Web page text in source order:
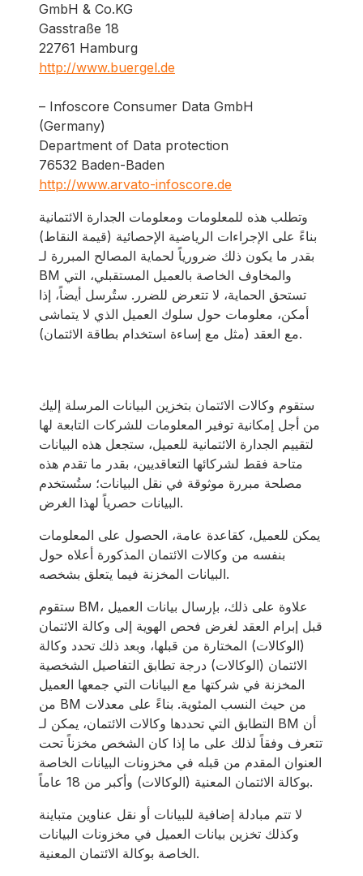
GmbH & Co.KG
Gasstraße 18
22761 Hamburg
http://www.buergel.de
– Infoscore Consumer Data GmbH
(Germany)
Department of Data protection
76532 Baden-Baden
http://www.arvato-infoscore.de
وتطلب هذه للمعلومات ومعلومات الجدارة الائتمانية
بناءً على الإجراءات الرياضية الإحصائية (قيمة النقاط)
بقدر ما يكون ذلك ضرورياً لحماية المصالح المبررة لـ
BM والمخاوف الخاصة بالعميل المستقبلي، التي
تستحق الحماية، لا تتعرض للضرر. ستُرسل أيضاً، إذا
أمكن، معلومات حول سلوك العميل الذي لا يتماشى
مع العقد (مثل مع إساءة استخدام بطاقة الائتمان).
ستقوم وكالات الائتمان بتخزين البيانات المرسلة إليك
من أجل إمكانية توفير المعلومات للشركات التابعة لها
لتقييم الجدارة الائتمانية للعميل، ستجعل هذه البيانات
متاحة فقط لشركائها التعاقديين، بقدر ما تقدم هذه
مصلحة مبررة موثوقة في نقل البيانات؛ ستُستخدم
البيانات حصرياً لهذا الغرض.
يمكن للعميل، كقاعدة عامة، الحصول على المعلومات
بنفسه من وكالات الائتمان المذكورة أعلاه حول
البيانات المخزنة فيما يتعلق بشخصه.
ستقوم BM، علاوة على ذلك، بإرسال بيانات العميل
قبل إبرام العقد لغرض فحص الهوية إلى وكالة الائتمان
(الوكالات) المختارة من قبلها، وبعد ذلك تحدد وكالة
الائتمان (الوكالات) درجة تطابق التفاصيل الشخصية
المخزنة في شركتها مع البيانات التي جمعها العميل
من BM من حيث النسب المئوية. بناءً على معدلات
التطابق التي تحددها وكالات الائتمان، يمكن لـ BM أن
تتعرف وفقاً لذلك على ما إذا كان الشخص مخزناً تحت
العنوان المقدم من قبله في مخزونات البيانات الخاصة
بوكالة الائتمان المعنية (الوكالات) وأكبر من 18 عاماً.
لا تتم مبادلة إضافية للبيانات أو نقل عناوين متباينة
وكذلك تخزين بيانات العميل في مخزونات البيانات
الخاصة بوكالة الائتمان المعنية.